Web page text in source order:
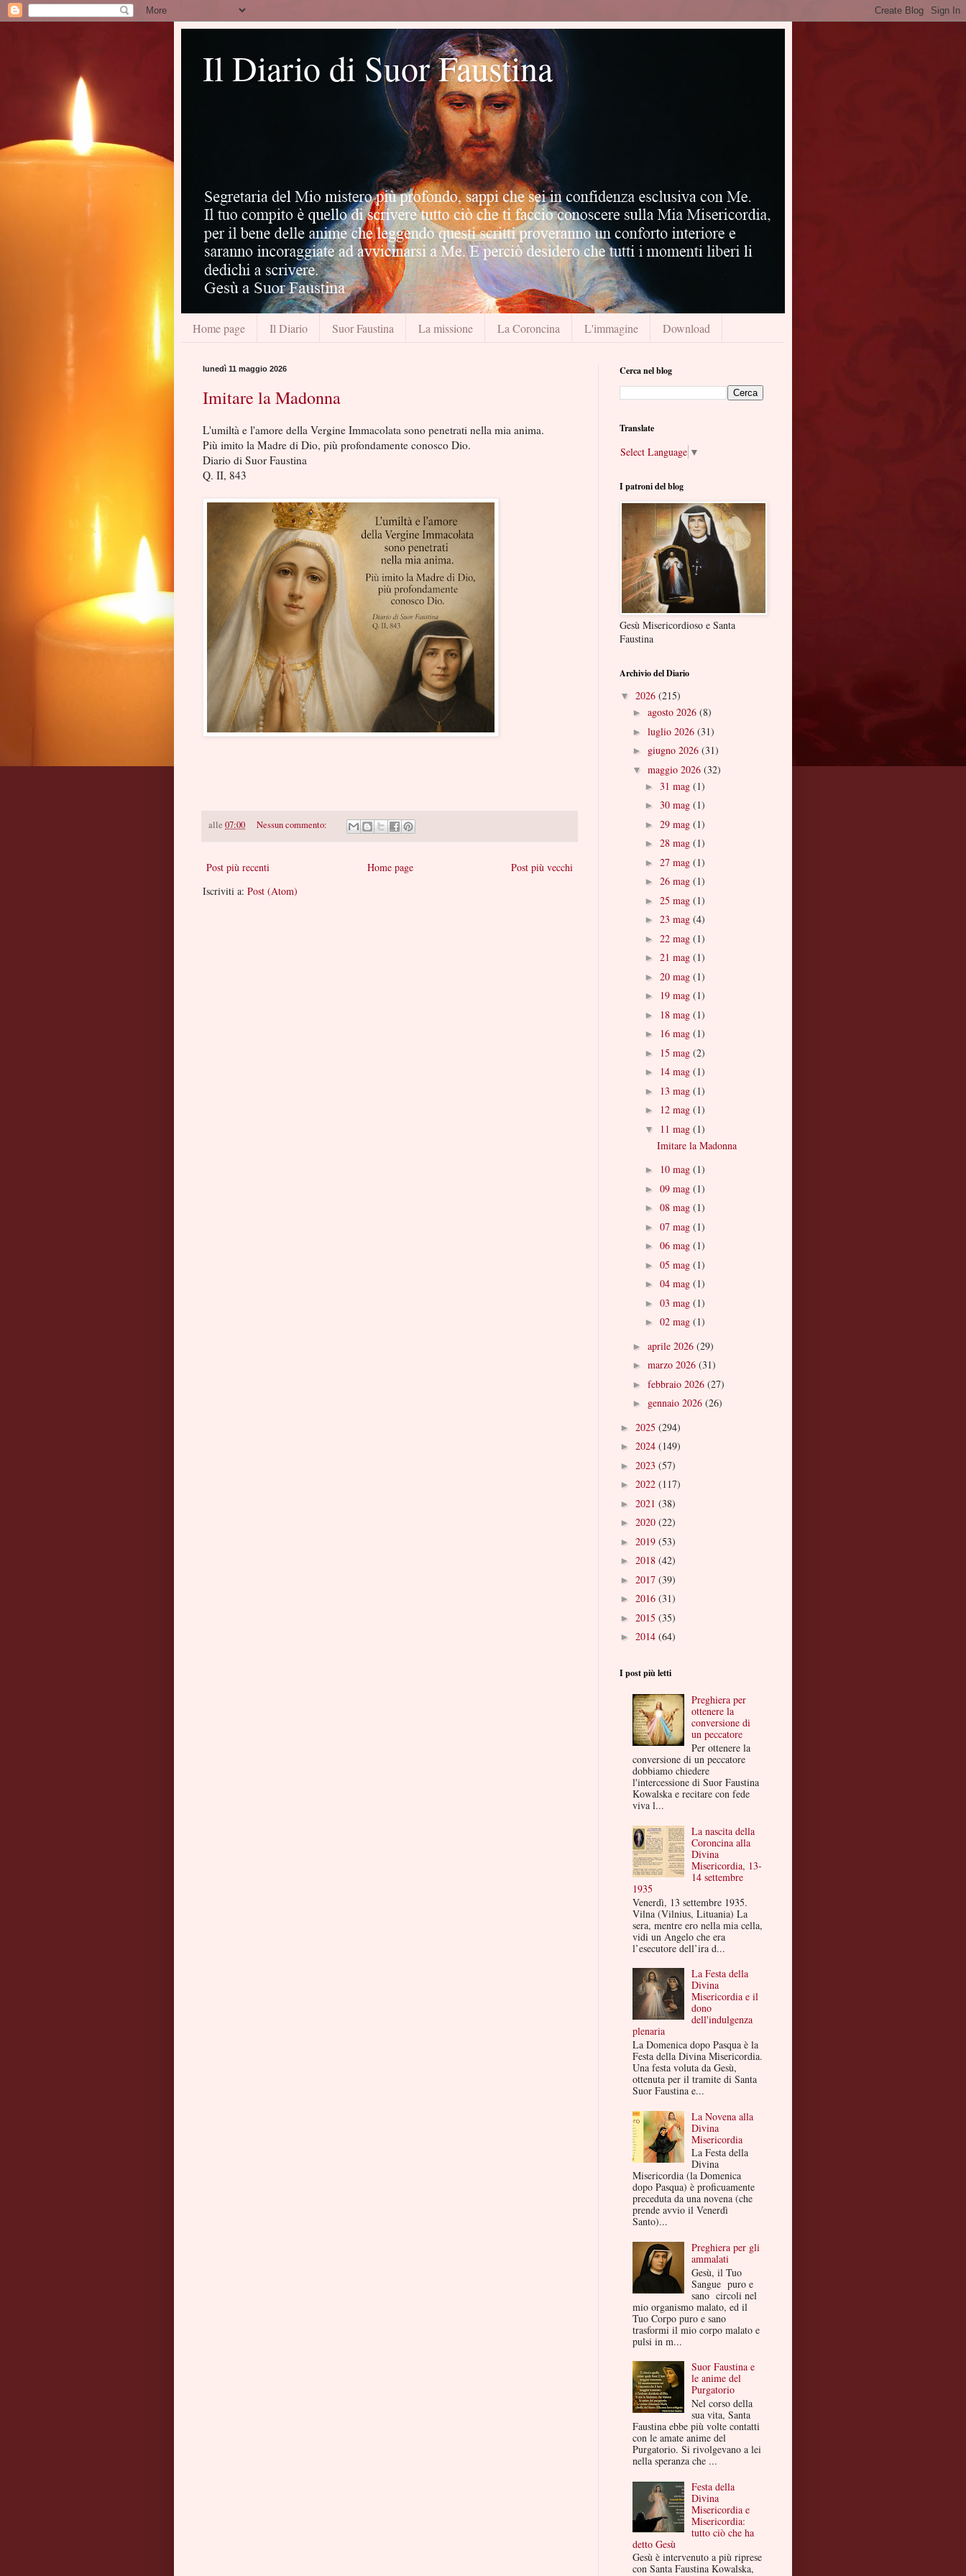
Il Diario di Suor Faustina
Home page Il Diario Suor Faustina La missione La Coroncina L'immagine Download
lunedì 11 maggio 2026
Imitare la Madonna
L'umiltà e l'amore della Vergine Immacolata sono penetrati nella mia anima.
Più imito la Madre di Dio, più profondamente conosco Dio.
Diario di Suor Faustina
Q. II, 843
alle 07:00 Nessun commento:
Post più recenti Post più vecchi
Home page
Iscriviti a: Post (Atom)
Cerca nel blog
Translate
Select Language ▼
I patroni del blog
Gesù Misericordioso e Santa
Faustina
Archivio del Diario
▼ 2026 (215)
► agosto 2026 (8)
► luglio 2026 (31)
► giugno 2026 (31)
▼ maggio 2026 (32)
► 31 mag (1)
► 30 mag (1)
► 29 mag (1)
► 28 mag (1)
► 27 mag (1)
► 26 mag (1)
► 25 mag (1)
► 23 mag (4)
► 22 mag (1)
► 21 mag (1)
► 20 mag (1)
► 19 mag (1)
► 18 mag (1)
► 16 mag (1)
► 15 mag (2)
► 14 mag (1)
► 13 mag (1)
► 12 mag (1)
▼ 11 mag (1)
Imitare la Madonna
► 10 mag (1)
► 09 mag (1)
► 08 mag (1)
► 07 mag (1)
► 06 mag (1)
► 05 mag (1)
► 04 mag (1)
► 03 mag (1)
► 02 mag (1)
► aprile 2026 (29)
► marzo 2026 (31)
► febbraio 2026 (27)
► gennaio 2026 (26)
► 2025 (294)
► 2024 (149)
► 2023 (57)
► 2022 (117)
► 2021 (38)
► 2020 (22)
► 2019 (53)
► 2018 (42)
► 2017 (39)
► 2016 (31)
► 2015 (35)
► 2014 (64)
I post più letti
Preghiera per
ottenere la
conversione di
un peccatore
Per ottenere la
conversione di un peccatore
dobbiamo chiedere
l'intercessione di Suor Faustina
Kowalska e recitare con fede
viva l...
La nascita della
Coroncina alla
Divina
Misericordia, 13-
14 settembre
1935
Venerdì, 13 settembre 1935.
Vilna (Vilnius, Lituania) La
sera, mentre ero nella mia cella,
vidi un Angelo che era
l’esecutore dell’ira d...
La Festa della
Divina
Misericordia e il
dono
dell'indulgenza
plenaria
La Domenica dopo Pasqua è la
Festa della Divina Misericordia.
Una festa voluta da Gesù,
ottenuta per il tramite di Santa
Suor Faustina e...
La Novena alla
Divina
Misericordia
La Festa della
Divina
Misericordia (la Domenica
dopo Pasqua) è proficuamente
preceduta da una novena (che
prende avvio il Venerdì
Santo)...
Preghiera per gli
ammalati
Gesù, il Tuo
Sangue puro e
sano circoli nel
mio organismo malato, ed il
Tuo Corpo puro e sano
trasformi il mio corpo malato e
pulsi in m...
Suor Faustina e
le anime del
Purgatorio
Nel corso della
sua vita, Santa
Faustina ebbe più volte contatti
con le amate anime del
Purgatorio. Si rivolgevano a lei
nella speranza che ...
Festa della
Divina
Misericordia e
Misericordia:
tutto ciò che ha
detto Gesù
Gesù è intervenuto a più riprese
con Santa Faustina Kowalska,